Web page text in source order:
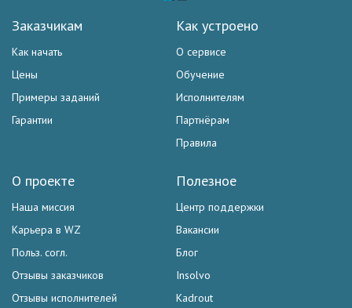
Заказчикам
Как начать
Цены
Примеры заданий
Гарантии
Как устроено
О сервисе
Обучение
Исполнителям
Партнёрам
Правила
Полезное
Центр поддержки
Вакансии
Блог
Insolvo
Kadrout
О проекте
Наша миссия
Карьера в WZ
Польз. согл.
Отзывы заказчиков
Отзывы исполнителей